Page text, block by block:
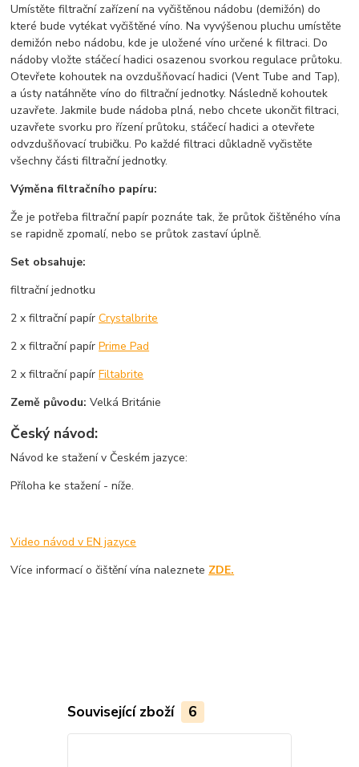
Umístěte filtrační zařízení na vyčištěnou nádobu (demižón) do
které bude vytékat vyčištěné víno. Na vyvýšenou pluchu umístěte
demižón nebo nádobu, kde je uložené víno určené k filtraci. Do
nádoby vložte stáčecí hadici osazenou svorkou regulace průtoku.
Otevřete kohoutek na ovzdušňovací hadici (Vent Tube and Tap),
a ústy natáhněte víno do filtrační jednotky. Následně kohoutek
uzavřete. Jakmile bude nádoba plná, nebo chcete ukončit filtraci,
uzavřete svorku pro řízení průtoku, stáčecí hadici a otevřete
odvzdušňovací trubičku. Po každé filtraci důkladně vyčistěte
všechny části filtrační jednotky.
Výměna filtračního papíru:
Že je potřeba filtrační papír poznáte tak, že průtok čištěného vína
se rapidně zpomalí, nebo se průtok zastaví úplně.
Set obsahuje:
filtrační jednotku
2 x filtrační papírCrystalbrite
2 x filtrační papírPrime Pad
2 x filtrační papírFiltabrite
Země původu: Velká Británie
Český návod:
Návod ke stažení v Českém jazyce:
Příloha ke stažení - níže.
Video návod v EN jazyce
Více informací o čištění vína naleznete ZDE.
Související zboží 6